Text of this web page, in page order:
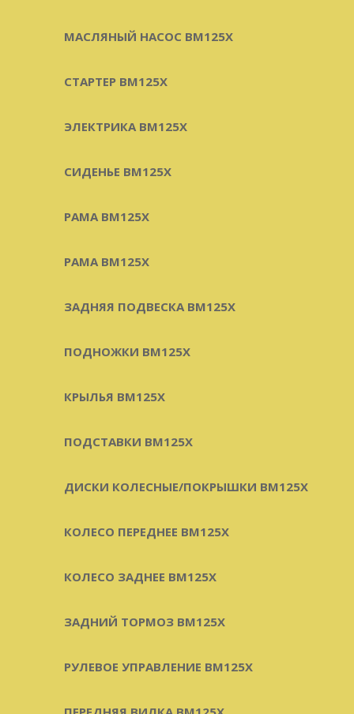
МАСЛЯНЫЙ НАСОС BM125X
СТАРТЕР BM125X
ЭЛЕКТРИКА BM125X
СИДЕНЬЕ BM125X
РАМА BM125X
РАМА BM125X
ЗАДНЯЯ ПОДВЕСКА BM125X
ПОДНОЖКИ BM125X
КРЫЛЬЯ BM125X
ПОДСТАВКИ BM125X
ДИСКИ КОЛЕСНЫЕ/ПОКРЫШКИ BM125X
КОЛЕСО ПЕРЕДНЕЕ BM125X
КОЛЕСО ЗАДНЕЕ BM125X
ЗАДНИЙ ТОРМОЗ BM125X
РУЛЕВОЕ УПРАВЛЕНИЕ BM125X